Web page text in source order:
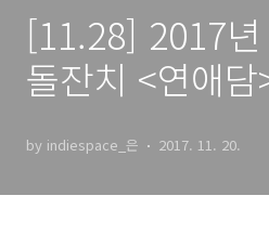
[11.28] 2017
돌잔치 <연애담
by indiespace_은 2017. 11. 20.